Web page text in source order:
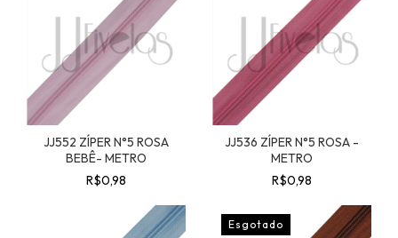
JJ552 ZÍPER N°5 ROSA
BEBÊ- METRO
R$0,98
JJ536 ZÍPER N°5 ROSA -
METRO
R$0,98
Esgotado